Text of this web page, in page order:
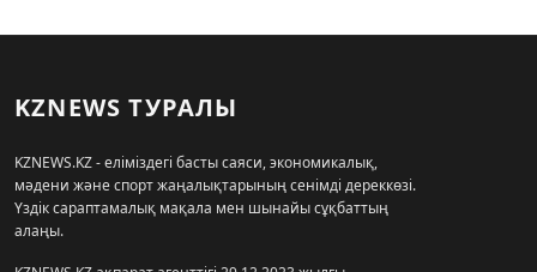
KZNEWS ТУРАЛЫ
KZNEWS.KZ - еліміздегі басты саяси, экономикалық,
мәдени және спорт жаңалықтарының сенімді дереккөзі.
Үздік сараптамалық мақала мен шынайы сұқбаттың
алаңы.